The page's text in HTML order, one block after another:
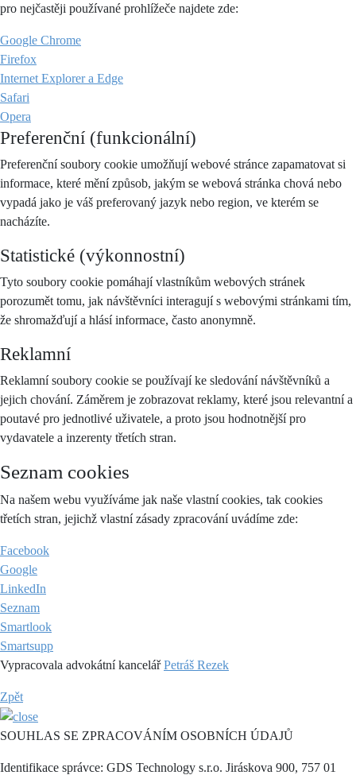
pro nejčastěji používané prohlížeče najdete zde:
Google Chrome
Firefox
Internet Explorer a Edge
Safari
Opera
Preferenční (funkcionální)
Preferenční soubory cookie umožňují webové stránce zapamatovat si
informace, které mění způsob, jakým se webová stránka chová nebo
vypadá jako je váš preferovaný jazyk nebo region, ve kterém se
nacházíte.
Statistické (výkonnostní)
Tyto soubory cookie pomáhají vlastníkům webových stránek
porozumět tomu, jak návštěvníci interagují s webovými stránkami tím,
že shromažďují a hlásí informace, často anonymně.
Reklamní
Reklamní soubory cookie se používají ke sledování návštěvníků a
jejich chování. Záměrem je zobrazovat reklamy, které jsou relevantní a
poutavé pro jednotlivé uživatele, a proto jsou hodnotnější pro
vydavatele a inzerenty třetích stran.
Seznam cookies
Na našem webu využíváme jak naše vlastní cookies, tak cookies
třetích stran, jejichž vlastní zásady zpracování uvádíme zde:
Facebook
Google
LinkedIn
Seznam
Smartlook
Smartsupp
Vypracovala advokátní kancelářPetráš Rezek
Zpět
SOUHLAS SE ZPRACOVÁNÍM OSOBNÍCH ÚDAJŮ
Identifikace správce: GDS Technology s.r.o. Jiráskova 900, 757 01